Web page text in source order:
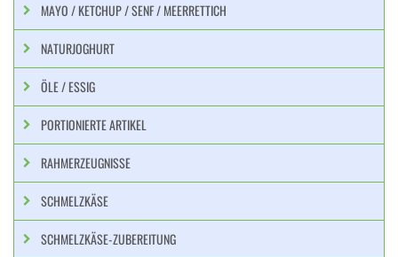
MAYO / KETCHUP / SENF / MEERRETTICH
NATURJOGHURT
ÖLE / ESSIG
PORTIONIERTE ARTIKEL
RAHMERZEUGNISSE
SCHMELZKÄSE
SCHMELZKÄSE-ZUBEREITUNG